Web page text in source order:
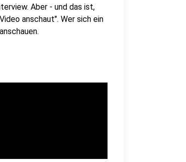
Aber - und das ist,
anschaut". Wer sich ein